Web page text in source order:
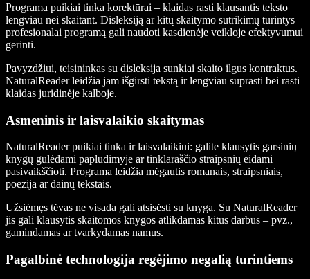
Programa puikiai tinka korektūrai – klaidas rasti klausantis teksto
lengviau nei skaitant. Disleksiją ar kitų skaitymo sutrikimų turintys
profesionalai programą gali naudoti kasdienėje veikloje efektyvumui
gerinti.
Pavyzdžiui, teisininkas su disleksija sunkiai skaito ilgus kontraktus.
NaturalReader leidžia jam išgirsti tekstą ir lengviau suprasti bei rasti
klaidas juridinėje kalboje.
Asmeninis ir laisvalaikio skaitymas
NaturalReader puikiai tinka ir laisvalaikiui: galite klausytis garsinių
knygų gulėdami paplūdimyje ar tinklaraščio straipsnių eidami
pasivaikščioti. Programa leidžia mėgautis romanais, straipsniais,
poezija ar dainų tekstais.
Užsiėmęs tėvas ne visada gali atsisėsti su knyga. Su NaturalReader
jis gali klausytis skaitomos knygos atlikdamas kitus darbus – pvz.,
gamindamas ar tvarkydamas namus.
Pagalbinė technologija regėjimo negalią turintiems